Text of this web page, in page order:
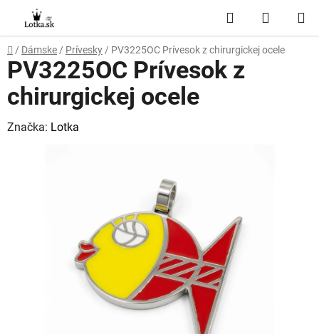
obsah
Hľadať
KOŠÍK
Domov
/ Dámske / Prívesky / PV3225OC Prívesok z chirurgickej ocele
PV3225OC Prívesok z
chirurgickej ocele
Značka: Lotka